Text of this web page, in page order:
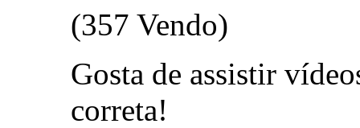
(357 Vendo)
Gosta de assistir
correta!